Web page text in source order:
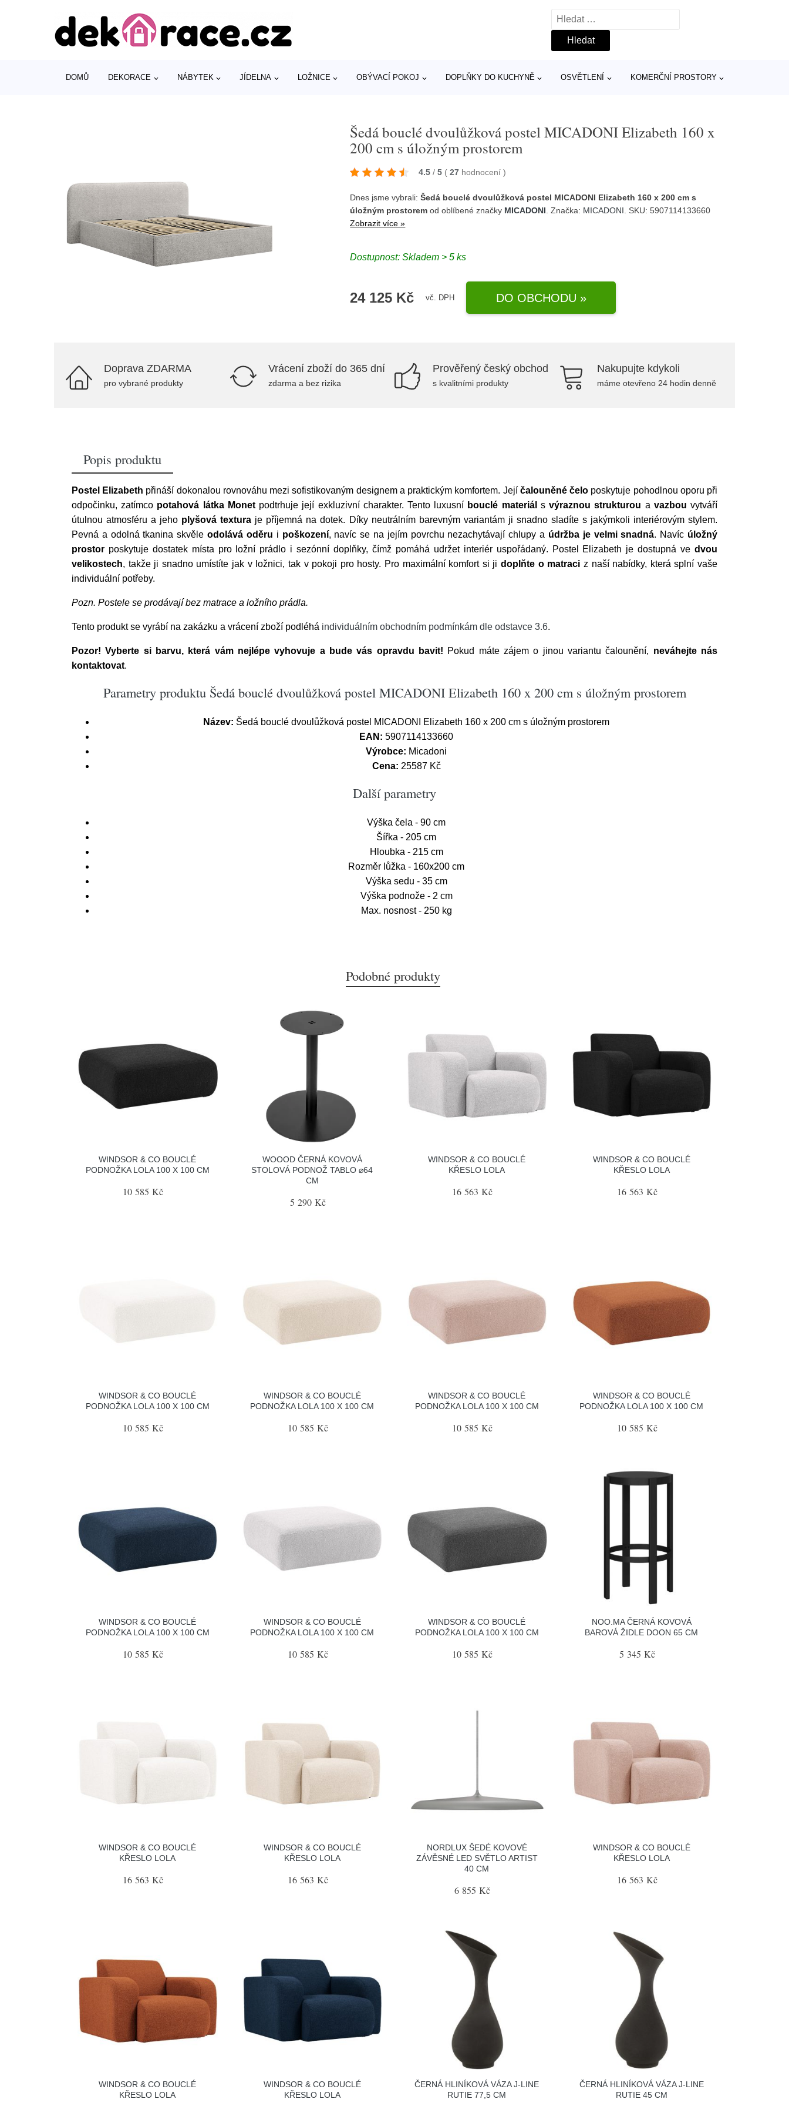
Vyhledávání
DOMŮ DEKORACE NÁBYTEK JÍDELNA LOŽNICE OBÝVACÍ POKOJ DOPLŇKY DO KUCHYNĚ OSVĚTLENÍ KOMERČNÍ PROSTORY
Šedá bouclé dvoulůžková postel MICADONI Elizabeth 160 x
200 cm s úložným prostorem
4.5 / 5 ( 27 hodnocení)
Dnes jsme vybrali:Šedá bouclé dvoulůžková postel MICADONI Elizabeth 160 x 200 cm s
úložným prostorem od oblíbené značky MICADONI . Značka: MICADONI . SKU: 5907114133660
Zobrazit více »
Dostupnost: Skladem > 5 ks
24 125 Kč vč. DPH DO OBCHODU »
Doprava ZDARMA
pro vybrané produkty
Vrácení zboží do 365 dní
zdarma a bez rizika
Prověřený český obchod
s kvalitními produkty
Nakupujte kdykoli
máme otevřeno 24 hodin denně
Popis produktu
Postel Elizabeth přináší dokonalou rovnováhu mezi sofistikovaným designem a praktickým komfortem. Její čalouněné čelo poskytuje pohodlnou oporu při
odpočinku, zatímco potahová látka Monetpodtrhuje její exkluzivní charakter. Tento luxusní bouclé materiál svýraznou strukturou a vazbou vytváří
útulnou atmosféru a jeho plyšová textura je příjemná na dotek. Díky neutrálním barevným variantám ji snadno sladíte s jakýmkoli interiérovým stylem.
Pevná a odolná tkanina skvěleodolává oděru i poškození, navíc se na jejím povrchu nezachytávají chlupy a údržba je velmi snadná. Navíc úložný
prostor poskytuje dostatek místa pro ložní prádlo i sezónní doplňky, čímž pomáhá udržet interiér uspořádaný. Postel Elizabeth je dostupná ve dvou
velikostech, takže ji snadno umístíte jak v ložnici, tak v pokoji pro hosty. Pro maximální komfort si jidoplňte o matraci z naší nabídky, která splní vaše
individuální potřeby.
Pozn. Postele se prodávají bez matrace a ložního prádla.
Tento produkt se vyrábí na zakázku a vrácení zboží podléhá individuálním obchodním podmínkám dle odstavce 3.6.
Pozor! Vyberte si barvu, která vám nejlépe vyhovuje a bude vás opravdu bavit! Pokud máte zájem o jinou variantu čalounění, neváhejte nás
kontaktovat.
Parametry produktu Šedá bouclé dvoulůžková postel MICADONI Elizabeth 160 x 200 cm s úložným prostorem
Název: Šedá bouclé dvoulůžková postel MICADONI Elizabeth 160 x 200 cm s úložným prostorem
EAN: 5907114133660
Výrobce: Micadoni
Cena: 25587 Kč
Další parametry
Výška čela - 90 cm
Šířka - 205 cm
Hloubka - 215 cm
Rozměr lůžka - 160x200 cm
Výška sedu - 35 cm
Výška podnože - 2 cm
Max. nosnost - 250 kg
Podobné produkty
WINDSOR & CO BOUCLÉ
PODNOŽKA LOLA 100 X 100 CM
10 585 Kč
WOOOD ČERNÁ KOVOVÁ
STOLOVÁ PODNOŽ TABLO ⌀64
CM
5 290 Kč
WINDSOR & CO BOUCLÉ
KŘESLO LOLA
16 563 Kč
WINDSOR & CO BOUCLÉ
KŘESLO LOLA
16 563 Kč
WINDSOR & CO BOUCLÉ
PODNOŽKA LOLA 100 X 100 CM
10 585 Kč
WINDSOR & CO BOUCLÉ
PODNOŽKA LOLA 100 X 100 CM
10 585 Kč
WINDSOR & CO BOUCLÉ
PODNOŽKA LOLA 100 X 100 CM
10 585 Kč
WINDSOR & CO BOUCLÉ
PODNOŽKA LOLA 100 X 100 CM
10 585 Kč
WINDSOR & CO BOUCLÉ
PODNOŽKA LOLA 100 X 100 CM
10 585 Kč
WINDSOR & CO BOUCLÉ
PODNOŽKA LOLA 100 X 100 CM
10 585 Kč
WINDSOR & CO BOUCLÉ
PODNOŽKA LOLA 100 X 100 CM
10 585 Kč
NOO.MA ČERNÁ KOVOVÁ
BAROVÁ ŽIDLE DOON 65 CM
5 345 Kč
WINDSOR & CO BOUCLÉ
KŘESLO LOLA
16 563 Kč
WINDSOR & CO BOUCLÉ
KŘESLO LOLA
16 563 Kč
NORDLUX ŠEDÉ KOVOVÉ
ZÁVĚSNÉ LED SVĚTLO ARTIST
40 CM
6 855 Kč
WINDSOR & CO BOUCLÉ
KŘESLO LOLA
16 563 Kč
WINDSOR & CO BOUCLÉ
KŘESLO LOLA
WINDSOR & CO BOUCLÉ
KŘESLO LOLA
ČERNÁ HLINÍKOVÁ VÁZA J-LINE
RUTIE 77,5 CM
ČERNÁ HLINÍKOVÁ VÁZA J-LINE
RUTIE 45 CM